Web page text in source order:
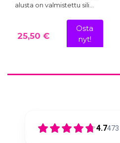
alusta on valmistettu sili…
25,50 €
Osta
nyt!
4.7473